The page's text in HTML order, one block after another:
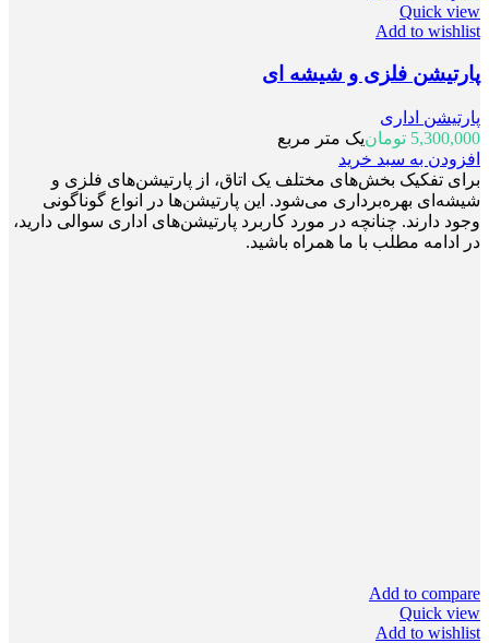
Quick view
Add to wishlist
پارتیشن فلزی و شیشه ای
پارتیشن اداری
5,300,000 تومانیک متر مربع
افزودن به سبد خرید
برای تفکیک بخش‌های مختلف یک اتاق، از پارتیشن‌های فلزی و
شیشه‌ای بهره‌برداری می‌شود. این پارتیشن‌ها در انواع گوناگونی
وجود دارند. چنانچه در مورد کاربرد پارتیشن‌های اداری سوالی دارید،
در ادامه مطلب با ما همراه باشید.
Add to compare
Quick view
Add to wishlist